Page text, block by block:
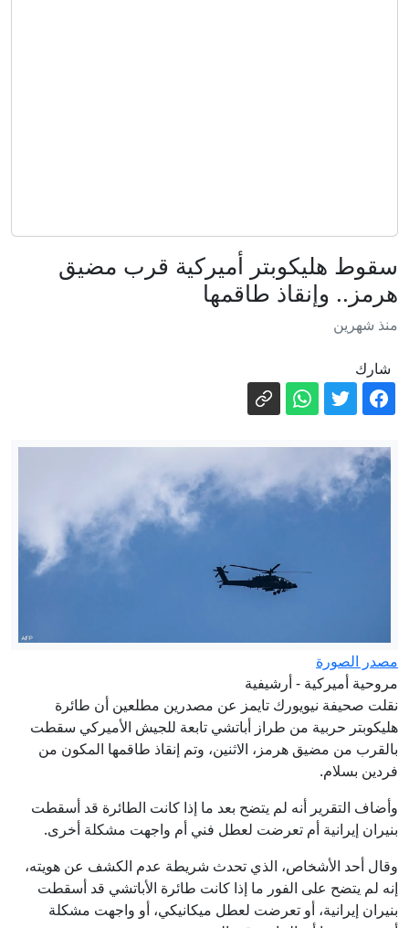
أوائل المملكة في التوجيهي .. اسماء
ميرا حمام لـ"الوكيل": لم أتوقع أن أكون
في تاريخ امتحان الثانوية العامة في المملكة
%65.3 نسبة النجاح بامتحان الثانوية العامة
1000
الصفدي ووزير خارجية بيرو يتفقان على
عقد الجولة الأولى من المشاورات
السياسية في أقرب وقت ممكن
%68.1 للأكاديمي و60.2% للمهني.. تفاصيل
متلازمة داون تنجح في الثانوية العامة من
المحاولة الأولى .. فيديو
سقوط هليكوبتر أميركية قرب مضيق
هرمز.. وإنقاذ طاقمها
منذ شهرين
شارك
مصدر الصورة
مروحية أميركية - أرشيفية
نقلت صحيفة نيويورك ⁠تايمز عن مصدرين مطلعين أن طائرة
هليكوبتر حربية من طراز أباتشي تابعة للجيش الأميركي سقطت
بالقرب من مضيق هرمز، الاثنين، وتم إنقاذ طاقمها المكون من
فردين ⁠بسلام.
وأضاف التقرير أنه لم يتضح ⁠بعد ما إذا كانت ⁠الطائرة قد أسقطت
بنيران ⁠إيرانية أم تعرضت ⁠لعطل فني أم واجهت مشكلة أخرى.
وقال أحد الأشخاص، الذي تحدث شريطة عدم الكشف عن هويته،
إنه لم يتضح على الفور ما إذا كانت طائرة الأباتشي قد أسقطت
بنيران إيرانية، أو تعرضت لعطل ميكانيكي، أو واجهت مشكلة